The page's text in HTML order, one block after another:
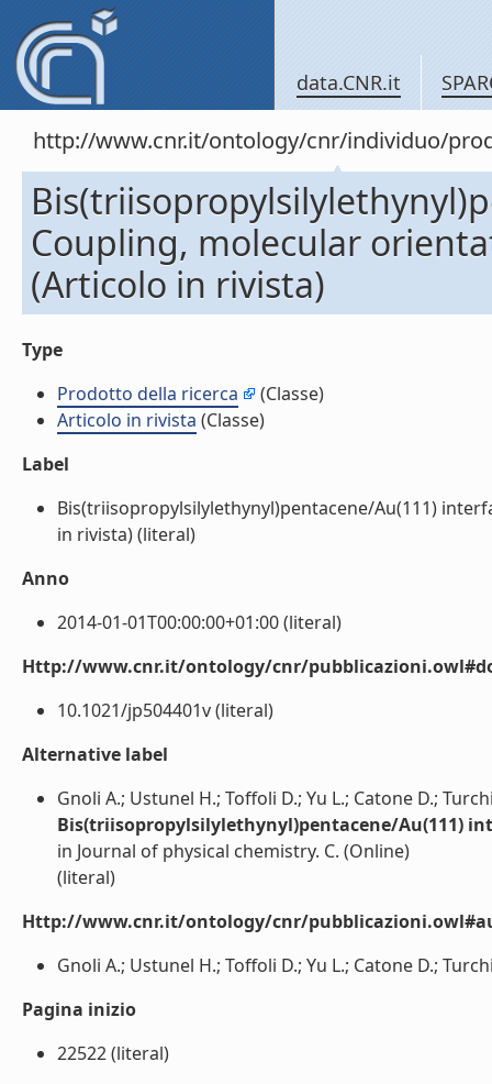
data.CNR.it
http://www.cnr.it/ontology/cnr/individuo/
Coupling, molecular
(Articolo in rivista)
Type
Prodotto della ricerca
(Classe)
Articolo in rivista (Classe)
Label
Bis(triisopropylsilylethynyl)pentacene/Au(111)
in rivista) (literal)
Anno
2014-01-01T00:00:00+01:00 (literal)
Http://www.cnr.it/ontology/cnr/
10.1021/jp504401v (literal)
Alternative label
Gnoli A.; Ustunel H.; Toffoli D.; Yu L.; Catone D.;
Bis(triisopropylsilylethynyl)pentacene/Au(111)
in Journal of physical chemistry. C. (Online)
(literal)
Http://www.cnr.it/ontology/cnr/
Gnoli A.; Ustunel H.; Toffoli D.; Yu L.; Catone D.;
Pagina inizio
22522 (literal)